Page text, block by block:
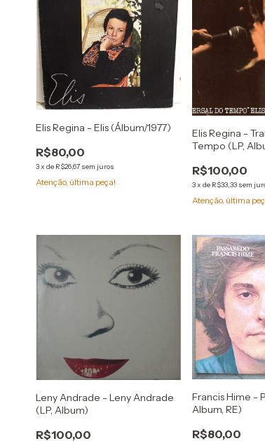
Elis Regina - Elis (Álbum/1977)
R$80,00
3xde R$26,67 sem juros
Atenção, última peça!
Elis Regina -
Tempo (LP,
R$100,00
3x de R$33,33 sem
Atenção, última
Leny Andrade - Leny Andrade
(LP, Album)
R$100,00
Francis Hime -
Album, RE)
R$80,00